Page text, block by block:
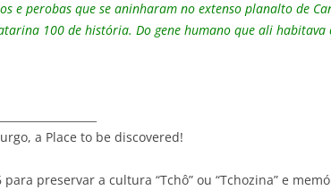
e perobas que se aninharam no extenso planalto de
100 de história. Do gene humano que ali habitava
a Place to be discovered!
preservar a cultura “Tchô” ou “Tchozina” e